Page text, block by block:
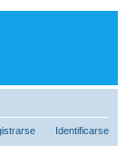
Identificarse